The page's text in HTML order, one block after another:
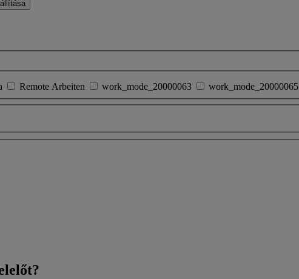
Remote Arbeiten work_mode_20000063
work_mode_20000065